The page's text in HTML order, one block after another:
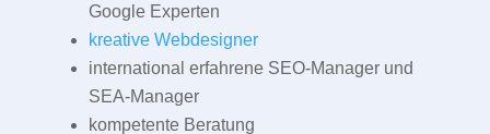
Google Experten
kreative Webdesigner
international erfahrene SEO-Manager und
SEA-Manager
kompetente Beratung